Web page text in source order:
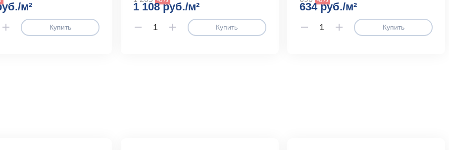
м²
Купить
1 108 руб./м²
Купить
634 руб./м²
Купить